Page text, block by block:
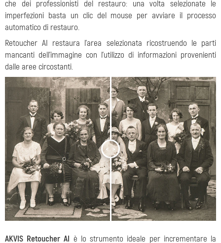
che dei professionisti del restauro: una volta selezionate le
imperfezioni basta un clic del mouse per avviare il processo
automatico di restauro.
Retoucher AI restaura l’area selezionata ricostruendo le parti
mancanti dell’immagine con l’utilizzo di informazioni provenienti
dalle aree circostanti.
< >
AKVIS Retoucher AI è lo strumento ideale per incrementare la